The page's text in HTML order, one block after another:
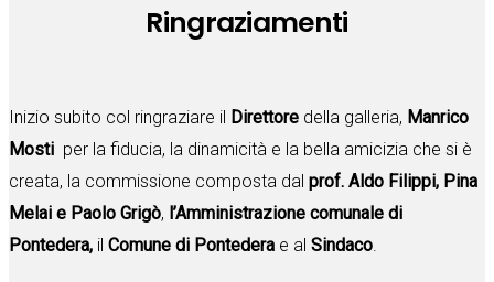
Ringraziamenti
Inizio subito col ringraziare il Direttore della galleria, Manrico
Mosti per la fiducia, la dinamicità e la bella amicizia che si è
creata, la commissione composta dal prof. Aldo Filippi, Pina
Melai e Paolo Grigò, l’Amministrazione comunale di
Pontedera, il Comune di Pontedera e al Sindaco.